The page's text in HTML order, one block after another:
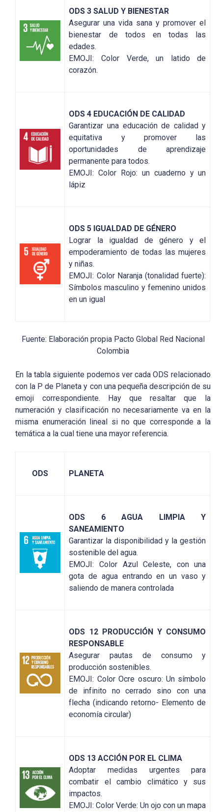
ODS 3 SALUD Y BIENESTAR
Asegurar una vida sana y promover el
bienestar de todos en todas las
edades.
EMOJI: Color Verde, un latido de
corazón.
ODS 4 EDUCACIÓN DE CALIDAD
Garantizar una educación de calidad y
equitativa y promover las
oportunidades de aprendizaje
permanente para todos.
EMOJI: Color Rojo: un cuaderno y un
lápiz
ODS 5 IGUALDAD DE GÉNERO
Lograr la igualdad de género y el
empoderamiento de todas las mujeres
y niñas.
EMOJI: Color Naranja (tonalidad fuerte):
Símbolos masculino y femenino unidos
en un igual
Fuente: Elaboración propia Pacto Global Red Nacional
Colombia
En la tabla siguiente podemos ver cada ODS relacionado
con la P de Planeta y con una pequeña descripción de su
emoji correspondiente. Hay que resaltar que la
numeración y clasificación no necesariamente va en la
misma enumeración lineal si no que corresponde a la
temática a la cual tiene una mayor referencia.
ODS PLANETA
ODS 6 AGUA LIMPIA Y
SANEAMIENTO
Garantizar la disponibilidad y la gestión
sostenible del agua.
EMOJI: Color Azul Celeste, con una
gota de agua entrando en un vaso y
saliendo de manera controlada
ODS 12 PRODUCCIÓN Y CONSUMO
RESPONSABLE
Asegurar pautas de consumo y
producción sostenibles.
EMOJI: Color Ocre oscuro: Un símbolo
de infinito no cerrado sino con una
flecha (indicando retorno- Elemento de
economía circular)
ODS 13 ACCIÓN POR EL CLIMA
Adoptar medidas urgentes para
combatir el cambio climático y sus
impactos.
EMOJI: Color Verde: Un ojo con un mapa